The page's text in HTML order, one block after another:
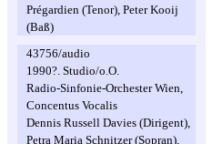
Prégardien (Tenor), Peter Kooij
(Baß)
43756/audio
1990?. Studio/o.O.
Radio-Sinfonie-Orchester Wien,
Concentus Vocalis
Dennis Russell Davies (Dirigent),
Petra Maria Schnitzer (Sopran),